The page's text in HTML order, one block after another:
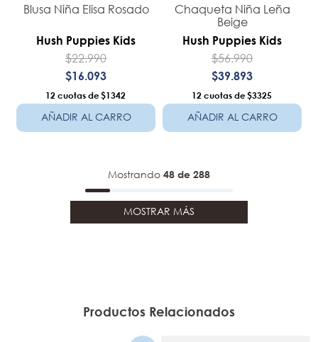
Blusa Niña Elisa Rosado
Hush Puppies Kids
$22.990
$16.093
12 $1342
AÑADIR AL CARRO
Chaqueta Niña Leña
Beige
Hush Puppies Kids
$56.990
$39.893
12 $3325
AÑADIR AL CARRO
Mostrando 48 de 288
MOSTRAR MÁS
Productos Relacionados